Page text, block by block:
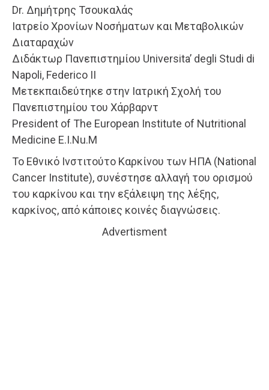
Dr. Δημήτρης Τσουκαλάς
Iατρείο Χρονίων Νοσήματων και Μεταβολικών
Διαταραχών
Διδάκτωρ Πανεπιστημίου Universita’ degli Studi di
Napoli, Federico II
Μετεκπαιδεύτηκε στην Ιατρική Σχολή του
Πανεπιστημίου του Χάρβαρντ
President of The European Institute of Nutritional
Medicine E.I.Nu.M
Το Εθνικό Ινστιτούτο Καρκίνου των ΗΠΑ (National
Cancer Institute), συνέστησε αλλαγή του ορισμού
του καρκίνου και την εξάλειψη της λέξης,
καρκίνος, από κάποιες κοινές διαγνώσεις.
Advertisment